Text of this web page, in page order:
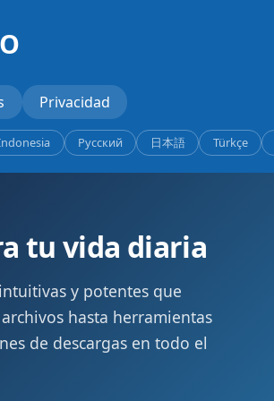
Privacidad
Русский 日本語 Türkçe
tu vida diaria
y potentes que
hasta herramientas
de descargas en todo el